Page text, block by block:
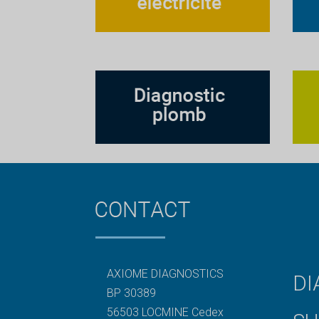
AXIOME DIAGNOSTICS
BP 30389
56503 LOCMINE Cedex